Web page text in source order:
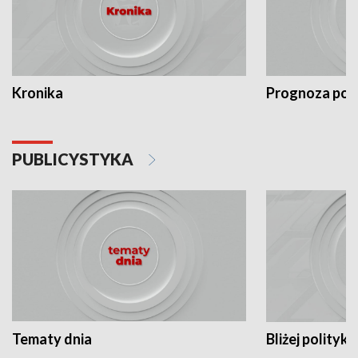
Kronika Prognoza
PUBLICYSTYKA
Tematy dnia Bliżej polityki